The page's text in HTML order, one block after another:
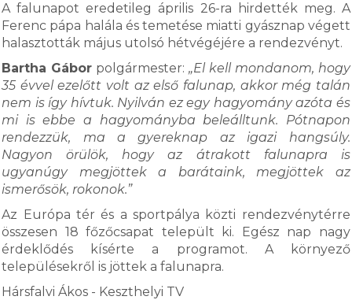
A falunapot eredetileg április 26-ra hirdették meg. A
Ferenc pápa halála és temetése miatti gyásznap végett
halasztották május utolsó hétvégéjére a rendezvényt.
Bartha Gábor polgármester: „El kell mondanom, hogy
35 évvel ezelőtt volt az első falunap, akkor még talán
nem is így hívtuk. Nyilván ez egy hagyomány azóta és
mi is ebbe a hagyományba beleálltunk. Pótnapon
rendezzük, ma a gyereknap az igazi hangsúly.
Nagyon örülök, hogy az átrakott falunapra is
ugyanúgy megjöttek a barátaink, megjöttek az
ismerősök, rokonok.”
Az Európa tér és a sportpálya közti rendezvénytérre
összesen 18 főzőcsapat települt ki. Egész nap nagy
érdeklődés kísérte a programot. A környező
településekről is jöttek a falunapra.
Hársfalvi Ákos - Keszthelyi TV